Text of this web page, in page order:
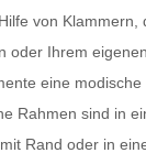
von Klammern,
oder Ihrem
eine modische
Rahmen sind in
Rand oder in